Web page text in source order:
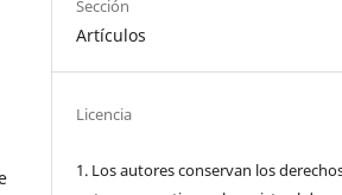
Sección
Artículos
Licencia
1. Los autores conservan los